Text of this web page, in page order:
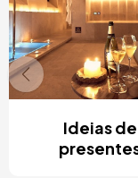
Ideias de